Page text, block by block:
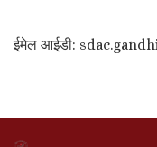
ईमेल आईडी: